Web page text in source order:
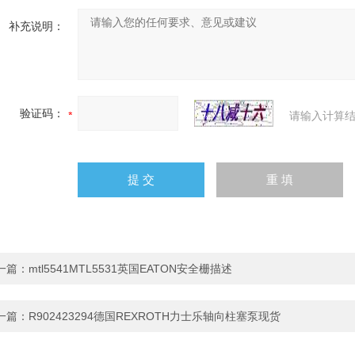
补充说明：
验证码： 请输入计算
篇： mtl5541MTL5531英国EATON安全栅描述
篇： R902423294德国REXROTH力士乐轴向柱塞泵现货